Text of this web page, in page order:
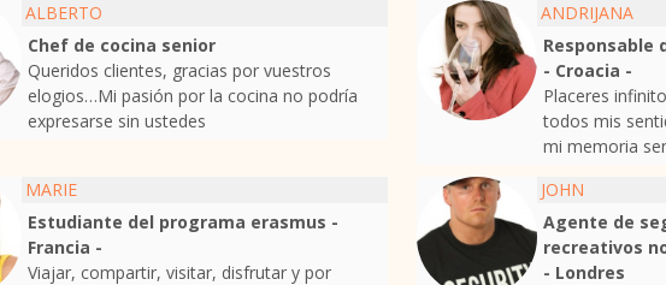
ALBERTO
Chef de cocina senior
Queridos clientes, gracias por vuestros
elogios…Mi pasión por la cocina no podría
expresarse sin ustedes
ANDRIJANA
Responsable
- Croacia -
Placeres
todos mis
mi memoria
MARIE
Estudiante del programa erasmus -
Francia -
Viajar, compartir, visitar, disfrutar y por
JOHN
Agente de
recreativos
- Londres